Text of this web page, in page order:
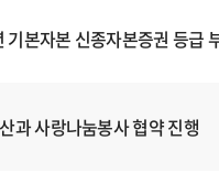
본자본 신종자본증권 등급
과 사랑나눔봉사 협약 진행